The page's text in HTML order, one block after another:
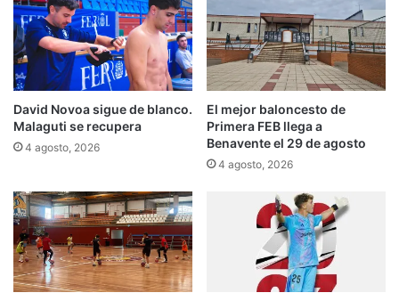
David Novoa sigue de blanco.
Malaguti se recupera
4 agosto, 2026
El mejor baloncesto de
Primera FEB llega a
Benavente el 29 de agosto
4 agosto, 2026